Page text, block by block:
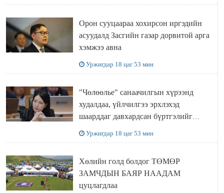
Орон сууцаараа хохирсон иргэдийн
асуудалд Засгийн газар дорвитой арга
хэмжээ авна
Уржигдар 18 цаг 53 мин
"Чөлөөлье" санаачилгын хүрээнд
худалдаа, үйлчилгээ эрхлэхэд
шаарддаг давхардсан бүртгэлийг
Уржигдар 18 цаг 53 мин
Хөлийн голд болдог ТӨМӨР
ЗАМЧДЫН БАЯР НААДАМ
цуцлагдлаа